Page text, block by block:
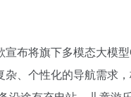
宣布将旗下多模态大模
杂、个性化的导航需求